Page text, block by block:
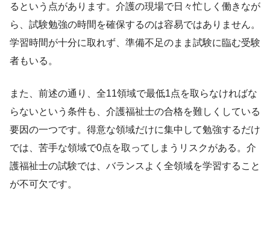
るという点があります。介護の現場で日々忙しく働きなが
ら、試験勉強の時間を確保するのは容易ではありません。
学習時間が十分に取れず、準備不足のまま試験に臨む受験
者もいる。
また、前述の通り、全11領域で最低1点を取らなければな
らないという条件も、介護福祉士の合格を難しくしている
要因の一つです。得意な領域だけに集中して勉強するだけ
では、苦手な領域で0点を取ってしまうリスクがある。介
護福祉士の試験では、バランスよく全領域を学習すること
が不可欠です。